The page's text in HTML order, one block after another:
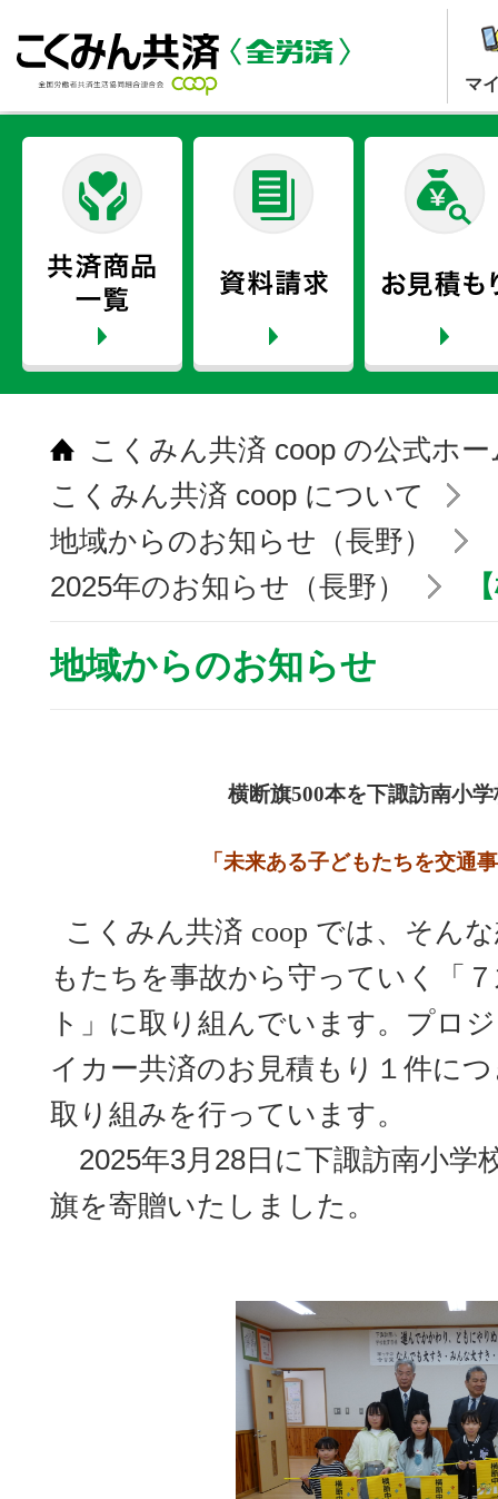
マ
こくみん共済 coop の公式ホ
こくみん共済 coop について
地域からのお知らせ（長野）
2025年のお知らせ（長野）
地域からのお知らせ
横断旗500本を下諏訪南小
「未来ある子どもたちを交通
こくみん共済 coop では、そん
もたちを事故から守っていく
「
ト」に取り組んでいます。プロ
イカー共済のお見積もり１件に
取り組みを行っています。
2025年3月28日に下諏訪南小学
旗を寄贈いたしました。